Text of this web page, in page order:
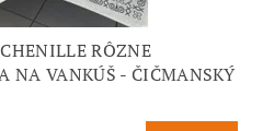
RÔZNE
NA VANKÚŠ - ČIČMANSKÝ